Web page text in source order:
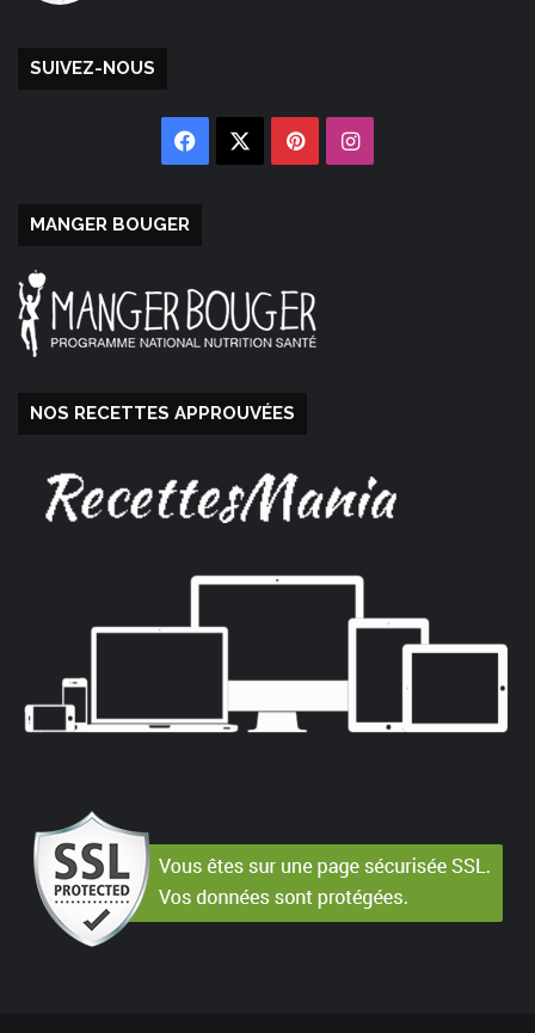
SUIVEZ-NOUS
Facebook PinterestInstagram
MANGER BOUGER
NOS RECETTES APPROUVÉES